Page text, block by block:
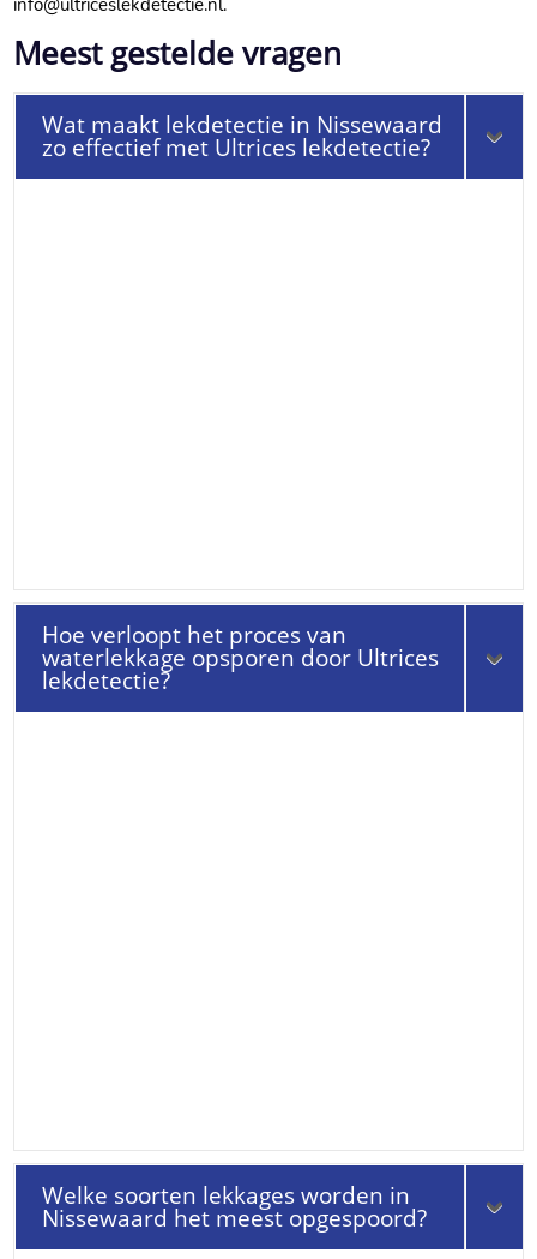
info@ultriceslekdetectie.​nl.​
Meest gestelde vragen
Wat maakt lekdetectie in Nissewaard
zo effectief met Ultrices lekdetectie?
Hoe verloopt het proces van
waterlekkage opsporen door Ultrices
lekdetectie?
Welke soorten lekkages worden in
Nissewaard het meest opgespoord?